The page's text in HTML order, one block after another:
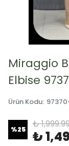
Miraggio
Elbise
Ürün Kodu:
%25 ₺
₺